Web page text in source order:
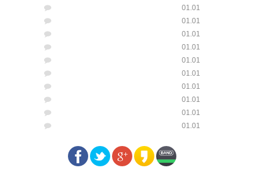
01.01
01.01
01.01
01.01
01.01
01.01
01.01
01.01
01.01
01.01